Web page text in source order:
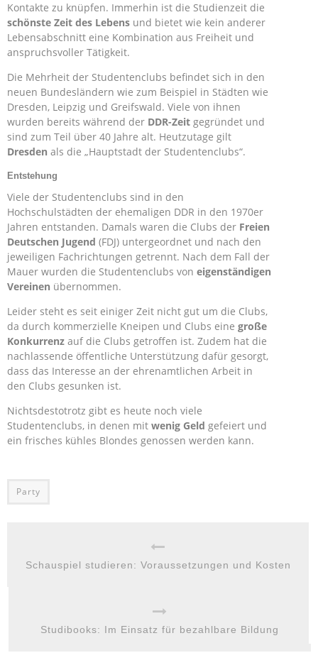
Kontakte zu knüpfen. Immerhin ist die Studienzeit die
schönste Zeit des Lebens und bietet wie kein anderer
Lebensabschnitt eine Kombination aus Freiheit und
anspruchsvoller Tätigkeit.
Die Mehrheit der Studentenclubs befindet sich in den
neuen Bundesländern wie zum Beispiel in Städten wie
Dresden, Leipzig und Greifswald. Viele von ihnen
wurden bereits während der DDR-Zeit gegründet und
sind zum Teil über 40 Jahre alt. Heutzutage gilt
Dresden als die „Hauptstadt der Studentenclubs“.
Entstehung
Viele der Studentenclubs sind in den
Hochschulstädten der ehemaligen DDR in den 1970er
Jahren entstanden. Damals waren die Clubs der Freien
Deutschen Jugend (FDJ) untergeordnet und nach den
jeweiligen Fachrichtungen getrennt. Nach dem Fall der
Mauer wurden die Studentenclubs von eigenständigen
Vereinen übernommen.
Leider steht es seit einiger Zeit nicht gut um die Clubs,
da durch kommerzielle Kneipen und Clubs eine große
Konkurrenz auf die Clubs getroffen ist. Zudem hat die
nachlassende öffentliche Unterstützung dafür gesorgt,
dass das Interesse an der ehrenamtlichen Arbeit in
den Clubs gesunken ist.
Nichtsdestotrotz gibt es heute noch viele
Studentenclubs, in denen mit wenig Geld gefeiert und
ein frisches kühles Blondes genossen werden kann.
Party
Schauspiel studieren: Voraussetzungen und Kosten
Studibooks: Im Einsatz für bezahlbare Bildung